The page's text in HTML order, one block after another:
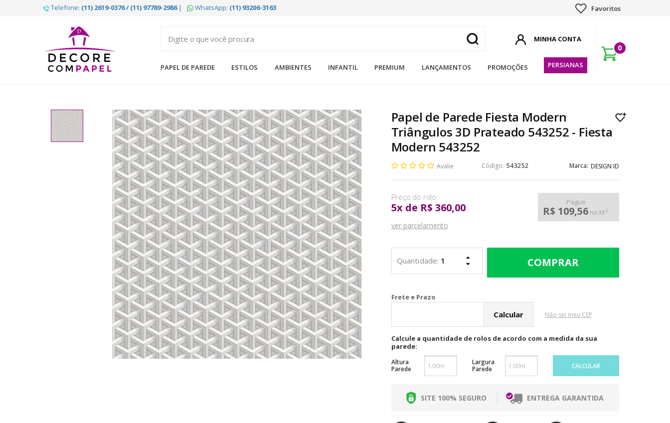
Telefone: (11) 2619-0376 / (11) 97789-2986| WhatsApp: (11) 93206-3163 Favoritos
PAPEL DE PAREDE ESTILOS AMBIENTES INFANTIL PREMIUM LANÇAMENTOS PROMOÇÕES PERSIANAS
0
Decore
com
papel
pioneira
em
Internet
Papel de Parede Fiesta Modern
Triângulos 3D Prateado 543252 - Fiesta
Modern 543252
Avalie 543252 DESIGN ID
5xde R$ 360,00 Pague
R$ 109,56 no M2
ver parcelamento
Não sei meu CEP
Calcule a quantidade de rolos de acordo com a medida da sua
parede:
Altura
Parede
Largura
Parede
CALCULAR
SITE 100% SEGURO ENTREGA GARANTIDA